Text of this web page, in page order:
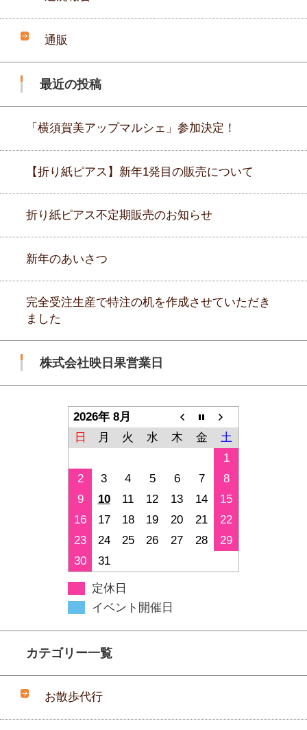
通販
最近の投稿
「横須賀美アップマルシェ」参加決定！
【折り紙ピアス】新年1発目の販売について
折り紙ピアス不定期販売のお知らせ
新年のあいさつ
完全受注生産で特注の机を作成させていただき
ました
株式会社映日果営業日
2026年 8月
日
月 火 水 木 金
土
1
2
3 4 5 6 7
8
9
10 11 12 13 14
15
16
17 18 19 20 21
22
23
24 25 26 27 28
29
30
31
定休日
イベント開催日
カテゴリー一覧
お散歩代行